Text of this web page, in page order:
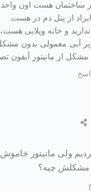
ساختمان هست اون
از پنل دم در هست.
و خانه ویلایی
آبی معمولی بدون
از مانیتور آیفون
ولی مانیتور
مشکلش چیه؟